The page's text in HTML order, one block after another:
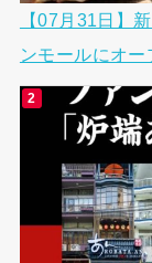
【07月31日】
ンモールにオー